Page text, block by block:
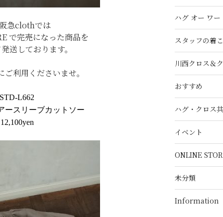
急clothでは
で完売になった商品を
送しております。
利用くださいませ。
STD-L662
ースリーブカットソー
12,100yen
ハグ オー ワー
スタッフの着
川西クロス＆
おすすめ
ハグ・クロス
イベント
ONLINE
未分類
Information